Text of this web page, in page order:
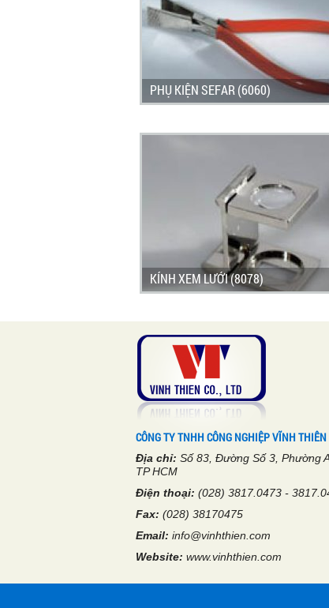
PHỤ KIỆN SEFAR (6060)
KÍNH XEM LƯỚI (8078)
CÔNG TY TNHH CÔNG NGHIỆP VĨNH THIÊN
Địa chỉ: Số 83, Đường Số 3, Phường
TP HCM
Điện thoại: (028) 3817.0473 -
Fax: (028) 38170475
Email: info@vinhthien.com
Website: www.vinhthien.com